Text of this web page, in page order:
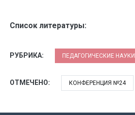
Список литературы:
РУБРИКА: ПЕДАГОГИЧЕСКИЕ НАУКИ
ОТМЕЧЕНО: КОНФЕРЕНЦИЯ №24